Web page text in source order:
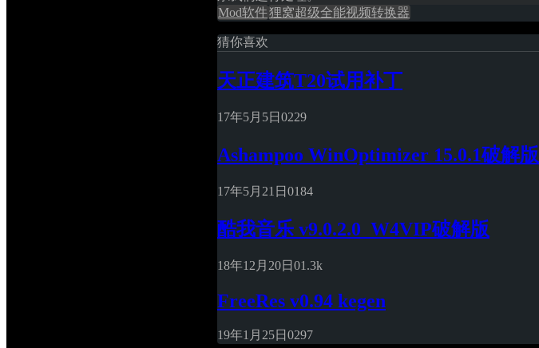
Mod软件狸窝超级全能视频转换器
猜你喜欢
天正建筑T20试用补丁
17年5月5日 0229
Ashampoo WinOptimizer 15.0.1破解版
17年5月21日 0184
酷我音乐 v9.0.2.0_W4VIP破解版
18年12月20日 01.3k
FreeRes v0.94 kegen
19年1月25日 0297